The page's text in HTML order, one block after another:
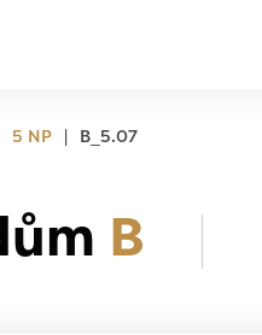
5 NP | B_5.07
B